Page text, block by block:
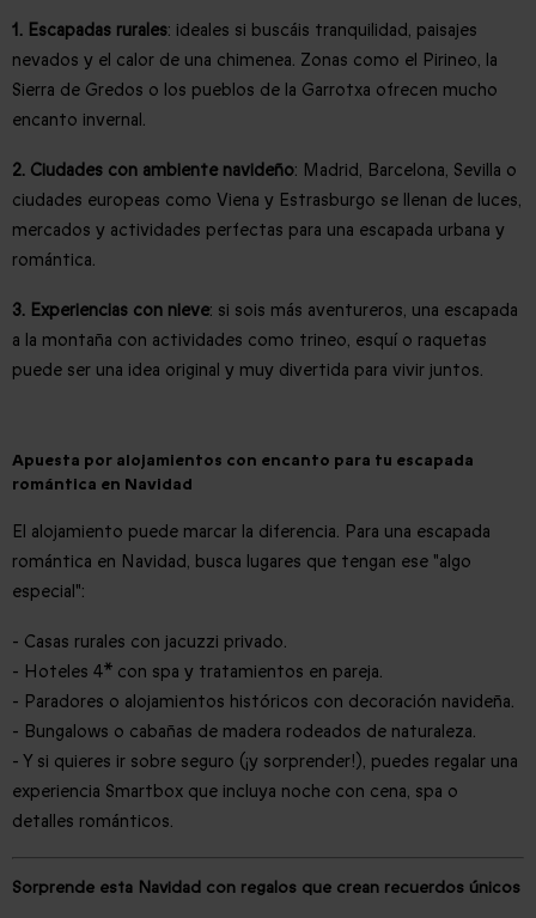
1. Escapadas rurales: ideales si buscáis tranquilidad, paisajes
nevados y el calor de una chimenea. Zonas como el Pirineo, la
Sierra de Gredos o los pueblos de la Garrotxa ofrecen mucho
encanto invernal.
2. Ciudades con ambiente navideño: Madrid, Barcelona, Sevilla o
ciudades europeas como Viena y Estrasburgo se llenan de luces,
mercados y actividades perfectas para una escapada urbana y
romántica.
3. Experiencias con nieve: si sois más aventureros, una escapada
a la montaña con actividades como trineo, esquí o raquetas
puede ser una idea original y muy divertida para vivir juntos.
Apuesta por alojamientos con encanto para tu escapada
romántica en Navidad
El alojamiento puede marcar la diferencia. Para una escapada
romántica en Navidad, busca lugares que tengan ese "algo
especial":
- Casas rurales con jacuzzi privado.
- Hoteles 4* con spa y tratamientos en pareja.
- Paradores o alojamientos históricos con decoración navideña.
- Bungalows o cabañas de madera rodeados de naturaleza.
- Y si quieres ir sobre seguro (¡y sorprender!), puedes regalar una
experiencia Smartbox que incluya noche con cena, spa o
detalles románticos.
Sorprende esta Navidad con regalos que crean recuerdos únicos